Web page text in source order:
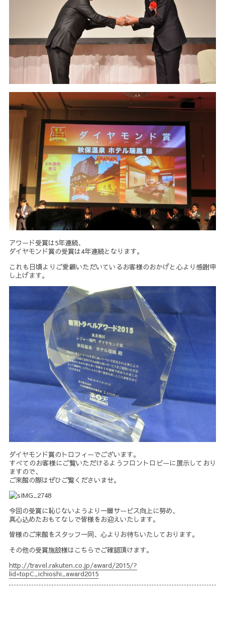
アワード受賞は5年連続、
ダイヤモンド賞の受賞は4年連続となります。
これも日頃よりご愛顧いただいているお客様のおかげと心より感謝申
し上げます。
ダイヤモンド賞のトロフィーでございます。
すべてのお客様にご覧いただけるようフロントロビーに展示しており
ますので、
ご来館の際はぜひご覧くださいませ。
今回の受賞に恥じないようより一層サービス向上に努め、
真心込めたおもてなしで皆様をお迎えいたします。
皆様のご来館をスタッフ一同、心よりお待ちいたしております。
その他の受賞施設様はこちらでご確認頂けます。
http://travel.rakuten.co.jp/award/2015/?
lid=topC_ichioshi_award2015